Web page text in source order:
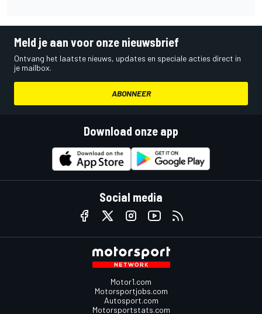
Meld je aan voor onze nieuwsbrief
Ontvang het laatste nieuws, updates en speciale acties direct in
je mailbox.
ABONNEER
Download onze app
Social media
Motor1.com
Motorsportjobs.com
Autosport.com
Motorsportstats.com